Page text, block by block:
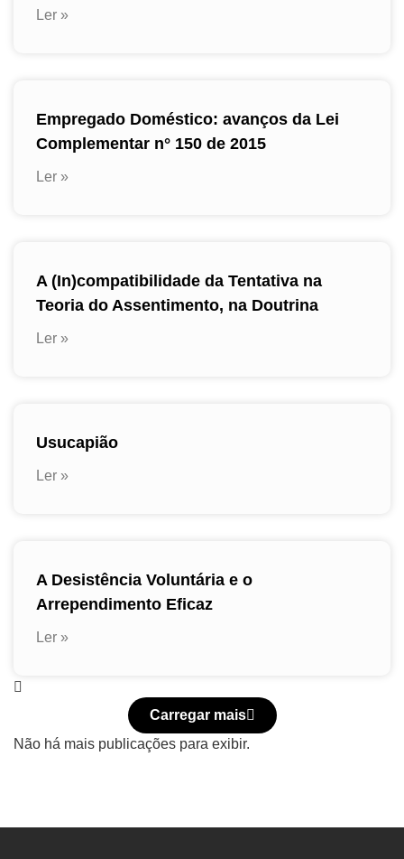
Ler »
Empregado Doméstico: avanços da Lei
Complementar n° 150 de 2015
Ler »
A (In)compatibilidade da Tentativa na
Teoria do Assentimento, na Doutrina
Ler »
Usucapião
Ler »
A Desistência Voluntária e o
Arrependimento Eficaz
Ler »
Carregar mais
Não há mais publicações para exibir.